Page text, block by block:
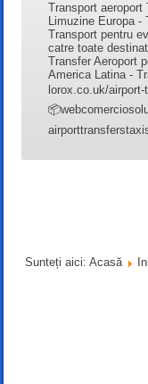
Transport
Limuzine Europa -
Transport pentru
catre toate
Transfer Aeroport
America Latina -
lorox.co.uk/
Sunteți aici:Acasă